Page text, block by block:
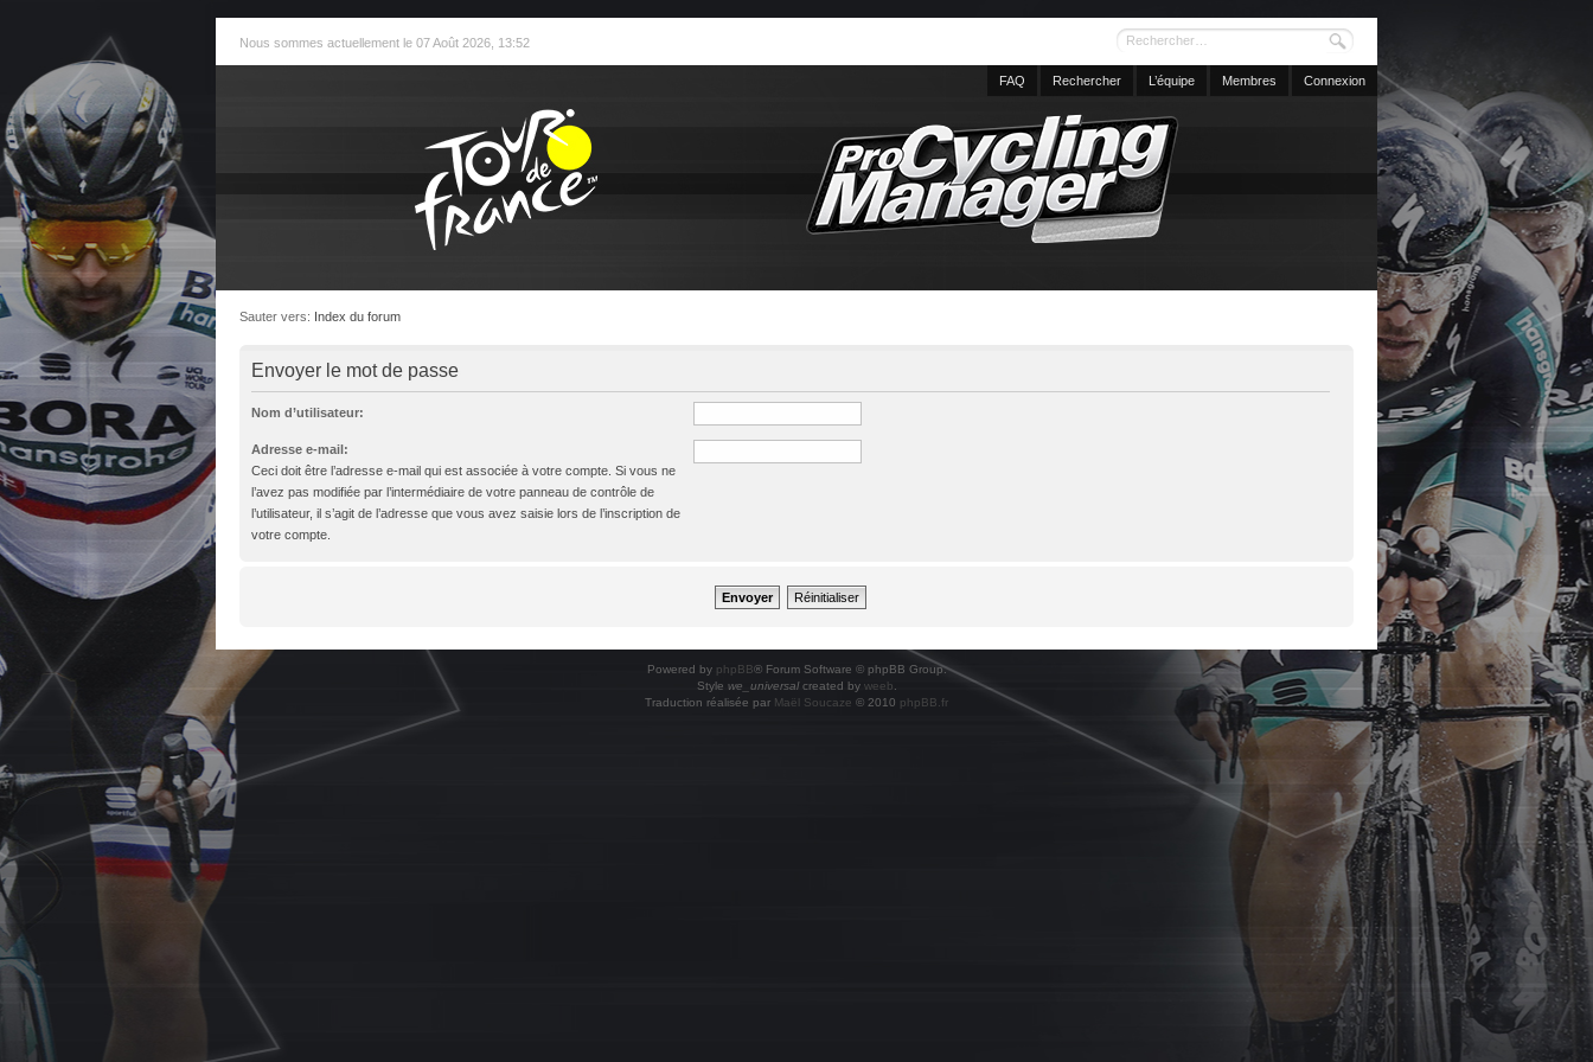
Nous sommes actuellement le 07 Août 2026, 13:52
FAQ Rechercher L’équipe Membres Connexion
Sauter vers: Index du forum
Envoyer le mot de passe
Nom d’utilisateur:
Adresse e-mail:
Ceci doit être l’adresse e-mail qui est associée à votre compte. Si vous ne
l’avez pas modifiée par l’intermédiaire de votre panneau de contrôle de
l’utilisateur, il s’agit de l’adresse que vous avez saisie lors de l’inscription de
votre compte.
Powered by phpBB® Forum Software © phpBB Group.
Style we_universalcreated by weeb
Traduction réalisée par Maël Soucaze © 2010 phpBB.fr